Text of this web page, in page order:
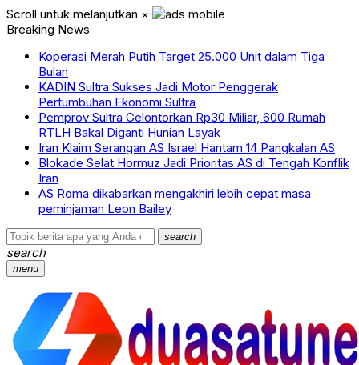
Scroll untuk melanjutkan ×
Breaking News
Koperasi Merah Putih Target 25.000 Unit dalam Tiga
Bulan
KADIN Sultra Sukses Jadi Motor Penggerak
Pertumbuhan Ekonomi Sultra
Pemprov Sultra Gelontorkan Rp30 Miliar, 600 Rumah
RTLH Bakal Diganti Hunian Layak
Iran Klaim Serangan AS Israel Hantam 14 Pangkalan AS
Blokade Selat Hormuz Jadi Prioritas AS di Tengah Konflik
Iran
AS Roma dikabarkan mengakhiri lebih cepat masa
peminjaman Leon Bailey
search
search
menu